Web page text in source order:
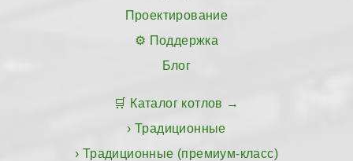
Проектирование
Поддержка
Блог
Каталог котлов
Традиционные
Традиционные (премиум-класс)